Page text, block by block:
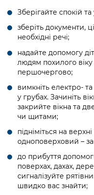
Зберігайте спокій
зберіть документи,
необхідні речі;
надайте допомогу
людям похилого віку
першочергово;
вимкніть електро- та
у грубах. Зачиніть
закрийте вікна та
чи щитами;
підніміться на
одноповерховий –
до прибуття
поверхах, дахах,
сигналізуйте
швидко вас знайти;